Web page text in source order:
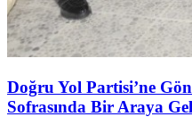
Doğru Yol Partisi’ne
Sofrasında Bir Araya